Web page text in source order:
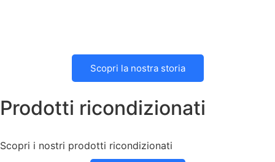
Scopri la nostra storia
Prodotti ricondizionati
Scopri i nostri prodotti ricondizionati